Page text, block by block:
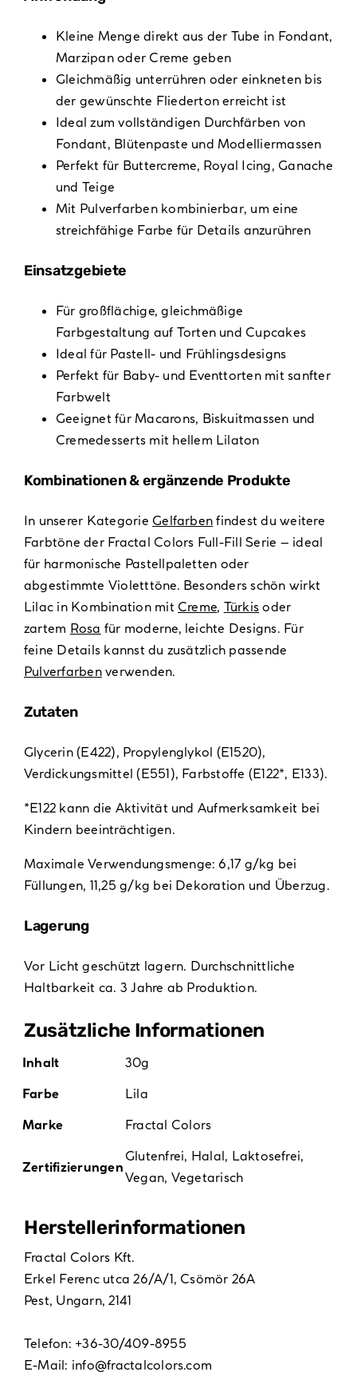
Kleine Menge direkt aus der Tube in Fondant,
Marzipan oder Creme geben
Gleichmäßig unterrühren oder einkneten bis
der gewünschte Fliederton erreicht ist
Ideal zum vollständigen Durchfärben von
Fondant, Blütenpaste und Modelliermassen
Perfekt für Buttercreme, Royal Icing, Ganache
und Teige
Mit Pulverfarben kombinierbar, um eine
streichfähige Farbe für Details anzurühren
Einsatzgebiete
Für großflächige, gleichmäßige
Farbgestaltung auf Torten und Cupcakes
Ideal für Pastell- und Frühlingsdesigns
Perfekt für Baby- und Eventtorten mit sanfter
Farbwelt
Geeignet für Macarons, Biskuitmassen und
Cremedesserts mit hellem Lilaton
Kombinationen & ergänzende Produkte
In unserer Kategorie Gelfarben findest du weitere
Farbtöne der Fractal Colors Full-Fill Serie – ideal
für harmonische Pastellpaletten oder
abgestimmte Violetttöne. Besonders schön wirkt
Lilac in Kombination mit Creme, Türkis oder
zartem Rosa für moderne, leichte Designs. Für
feine Details kannst du zusätzlich passende
Pulverfarbenverwenden.
Zutaten
Glycerin (E422), Propylenglykol (E1520),
Verdickungsmittel (E551), Farbstoffe (E122*, E133).
*E122 kann die Aktivität und Aufmerksamkeit bei
Kindern beeinträchtigen.
Maximale Verwendungsmenge: 6,17 g/kg bei
Füllungen, 11,25 g/kg bei Dekoration und Überzug.
Lagerung
Vor Licht geschützt lagern. Durchschnittliche
Haltbarkeit ca. 3 Jahre ab Produktion.
Zusätzliche Informationen
Inhalt
30g
Farbe
Lila
Marke
Fractal Colors
Zertifizierungen
Glutenfrei, Halal, Laktosefrei,
Vegan, Vegetarisch
Hersteller­informationen
Fractal Colors Kft.
Erkel Ferenc utca 26/A/1, Csömör 26A
Pest, Ungarn, 2141
Telefon: +36-30/409-8955
E-Mail: info@fractalcolors.com